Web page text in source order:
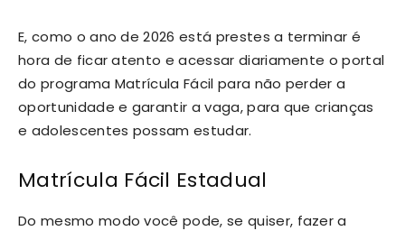
E, como o ano de 2026 está prestes a terminar é
hora de ficar atento e acessar diariamente o portal
do programa Matrícula Fácil para não perder a
oportunidade e garantir a vaga, para que crianças
e adolescentes possam estudar.
Matrícula Fácil Estadual
Do mesmo modo você pode, se quiser, fazer a